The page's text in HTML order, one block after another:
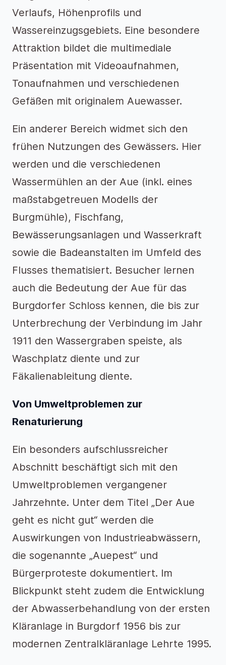
Verlaufs, Höhenprofils und
Wassereinzugsgebiets. Eine besondere
Attraktion bildet die multimediale
Präsentation mit Videoaufnahmen,
Tonaufnahmen und verschiedenen
Gefäßen mit originalem Auewasser.
Ein anderer Bereich widmet sich den
frühen Nutzungen des Gewässers. Hier
werden und die verschiedenen
Wassermühlen an der Aue (inkl. eines
maßstabgetreuen Modells der
Burgmühle), Fischfang,
Bewässerungsanlagen und Wasserkraft
sowie die Badeanstalten im Umfeld des
Flusses thematisiert. Besucher lernen
auch die Bedeutung der Aue für das
Burgdorfer Schloss kennen, die bis zur
Unterbrechung der Verbindung im Jahr
1911 den Wassergraben speiste, als
Waschplatz diente und zur
Fäkalienableitung diente.
Von Umweltproblemen zur
Renaturierung
Ein besonders aufschlussreicher
Abschnitt beschäftigt sich mit den
Umweltproblemen vergangener
Jahrzehnte. Unter dem Titel „Der Aue
geht es nicht gut“ werden die
Auswirkungen von Industrieabwässern,
die sogenannte „Auepest“ und
Bürgerproteste dokumentiert. Im
Blickpunkt steht zudem die Entwicklung
der Abwasserbehandlung von der ersten
Kläranlage in Burgdorf 1956 bis zur
modernen Zentralkläranlage Lehrte 1995.